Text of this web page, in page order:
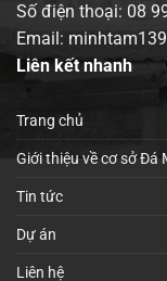
Số điện thoại: 08
Email:
Liên kết nhanh
Trang chủ
Giới thiệu về cơ sở Đá
Tin tức
Dự án
Liên hệ